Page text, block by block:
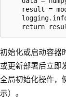
result =
初始化或启动容器
或更新部署后立即
全局初始化操作，
示）。